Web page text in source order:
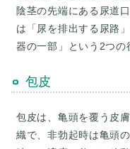
陰茎の先端にある尿道
は「尿を排出する尿路
包皮
包皮は、亀頭を覆う皮
織で、非勃起時は亀頭